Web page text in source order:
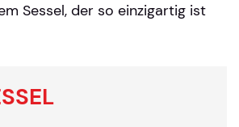
Sessel, der so einzigartig ist